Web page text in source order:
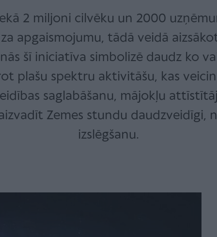
2 miljoni cilvēku un 2000
apgaismojumu, tādā veidā
šī iniciatīva simbolizē daudz ko
plašu spektru aktivitāšu, kas
saglabāšanu, mājokļu
Zemes stundu daudzveidīgi,
izslēgšanu.